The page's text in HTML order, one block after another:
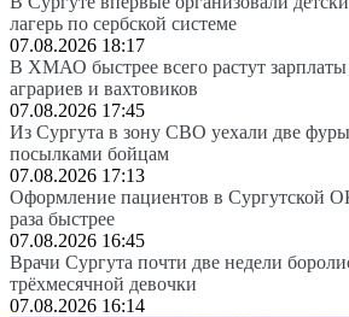
лагерь по сербской системе
07.08.2026 18:17
В ХМАО быстрее всего растут зарплаты
аграриев и вахтовиков
07.08.2026 17:45
Из Сургута в зону СВО уехали две
посылками бойцам
07.08.2026 17:13
Оформление пациентов в Сургутской
раза быстрее
07.08.2026 16:45
Врачи Сургута почти две недели
трёхмесячной девочки
07.08.2026 16:14